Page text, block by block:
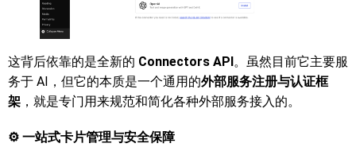
这背后依靠的是全新的 Connectors API 。虽然目前它主要服
务于 AI，但它的本质是一个通用的外部服务注册与认证框
架 ，就是专门用来规范和简化各种外部服务接入的。
⚙️ 一站式卡片管理与安全保障